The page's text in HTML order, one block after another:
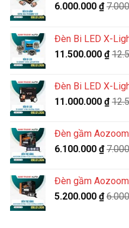
6.000.000 ₫
Đèn Bi LED X-
11.500.000 ₫
Đèn Bi LED X-
11.000.000 ₫
Đèn gầm Aozoom
6.100.000 ₫
Đèn gầm Aozoom
5.200.000 ₫